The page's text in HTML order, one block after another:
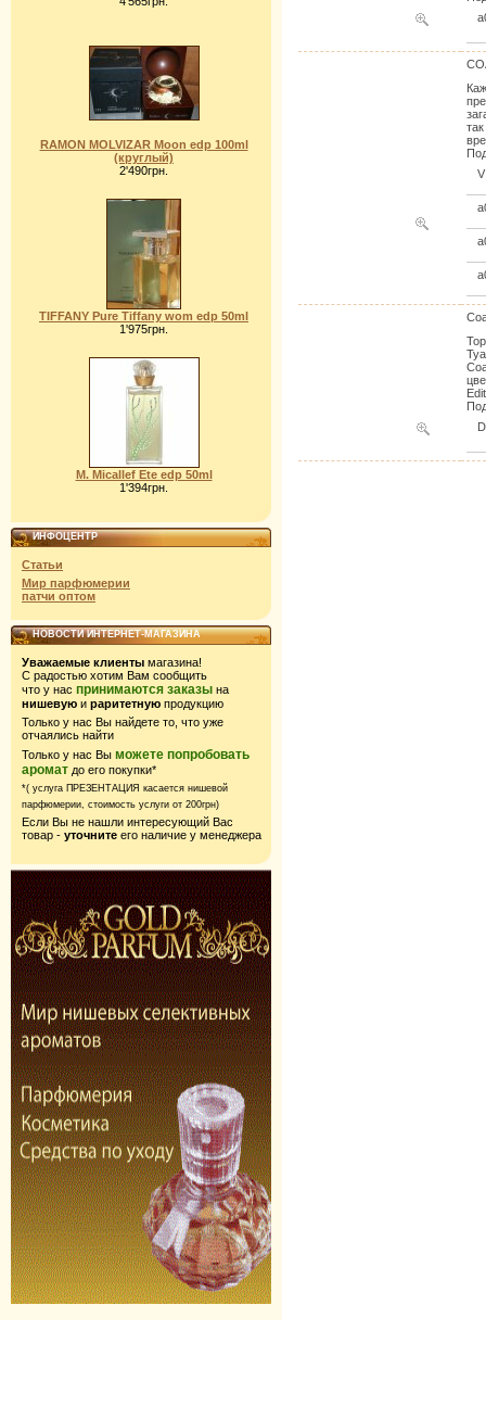
RAMON MOLVIZAR Moon edp 100ml
(круглый)
2'490грн.
TIFFANY Pure Tiffany wom edp 50ml
1'975грн.
M. Micallef Ete edp 50ml
1'394грн.
ИНФОЦЕНТР
Статьи
Мир парфюмерии
патчи оптом
НОВОСТИ ИНТЕРНЕТ-МАГАЗИНА
Уважаемые клиенты магазина!
С радостью хотим Вам сообщить
что у нас принимаются заказы на
нишевую и раритетную продукцию
Только у нас Вы найдете то, что уже
отчаялись найти
Только у нас Вы можете попробовать
аромат до его покупки*
*( услуга ПРЕЗЕНТАЦИЯ касается нишевой
парфюмерии, стоимость услуги от 200грн)
Если Вы не нашли интересующий Вас
товар - уточните его наличие у менеджера
V